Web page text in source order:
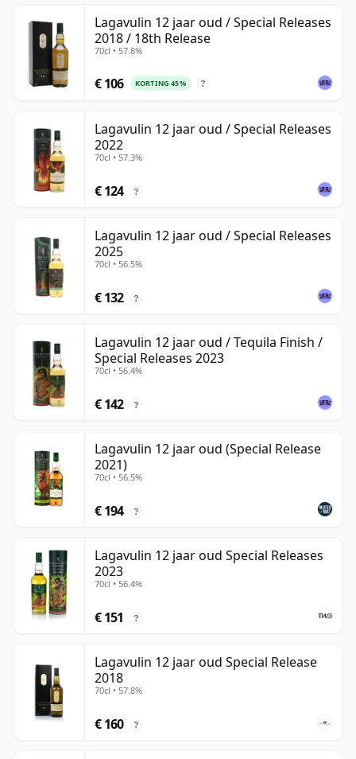
Lagavulin 12 jaar oud / Special Releases
2018 / 18th Release
70cl • 57.8%
€ 106 KORTING 45% ?
Lagavulin 12 jaar oud / Special Releases
2022
70cl • 57.3%
€ 124 ?
Lagavulin 12 jaar oud / Special Releases
2025
70cl • 56.5%
€ 132 ?
Lagavulin 12 jaar oud / Tequila Finish /
Special Releases 2023
70cl • 56.4%
€ 142 ?
Lagavulin 12 jaar oud (Special Release
2021)
70cl • 56.5%
€ 194 ?
Lagavulin 12 jaar oud Special Releases
2023
70cl • 56.4%
€ 151 ?
Lagavulin 12 jaar oud Special Release
2018
70cl • 57.8%
€ 160 ?